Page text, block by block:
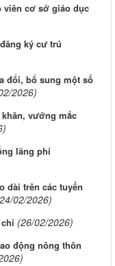
viên cơ sở giáo dục
ký cư trú
đổi, bổ sung một số
2026)
vướng mắc
lãng phí
dài trên các tuyến
02/2026)
(26/02/2026)
động nông thôn